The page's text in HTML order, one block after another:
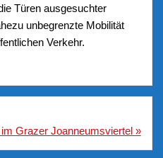
Türen ausgesuchter
unbegrenzte Mobilität
Verkehr.
Grazer Joanneumsviertel »